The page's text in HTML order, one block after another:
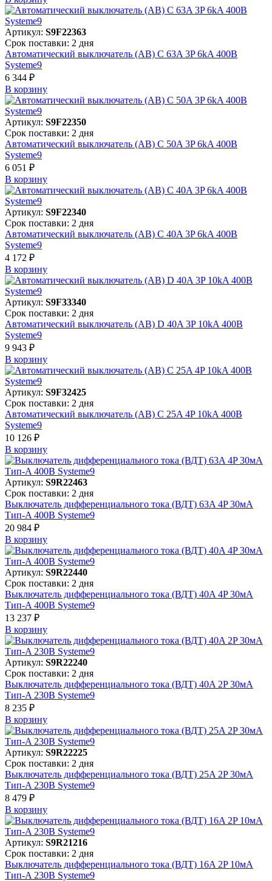
Артикул: S9F22363
Срок поставки: 2 дня
Автоматический выключатель (АВ) C 63A 3P 6kA 400В
Systeme9
6 344 ₽
В корзинy
Артикул: S9F22350
Срок поставки: 2 дня
Автоматический выключатель (АВ) C 50A 3P 6kA 400В
Systeme9
6 051 ₽
В корзинy
Артикул: S9F22340
Срок поставки: 2 дня
Автоматический выключатель (АВ) C 40A 3P 6kA 400В
Systeme9
4 172 ₽
В корзинy
Артикул: S9F33340
Срок поставки: 2 дня
Автоматический выключатель (АВ) D 40A 3P 10kA 400В
Systeme9
9 943 ₽
В корзинy
Артикул: S9F32425
Срок поставки: 2 дня
Автоматический выключатель (АВ) C 25A 4P 10kA 400В
Systeme9
10 126 ₽
В корзинy
Артикул: S9R22463
Срок поставки: 2 дня
Выключатель дифференциального тока (ВДТ) 63A 4P 30мА
Тип-A 400В Systeme9
20 984 ₽
В корзинy
Артикул: S9R22440
Срок поставки: 2 дня
Выключатель дифференциального тока (ВДТ) 40A 4P 30мА
Тип-A 400В Systeme9
13 237 ₽
В корзинy
Артикул: S9R22240
Срок поставки: 2 дня
Выключатель дифференциального тока (ВДТ) 40A 2P 30мА
Тип-A 230В Systeme9
8 235 ₽
В корзинy
Артикул: S9R22225
Срок поставки: 2 дня
Выключатель дифференциального тока (ВДТ) 25A 2P 30мА
Тип-A 230В Systeme9
8 479 ₽
В корзинy
Артикул: S9R21216
Срок поставки: 2 дня
Выключатель дифференциального тока (ВДТ) 16A 2P 10мА
Тип-A 230В Systeme9